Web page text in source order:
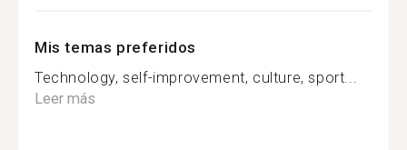
Mis temas preferidos
Technology, self-improvement, culture, sport...
Leer más